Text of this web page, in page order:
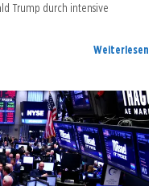
Trump durch intensive
Weiterlesen